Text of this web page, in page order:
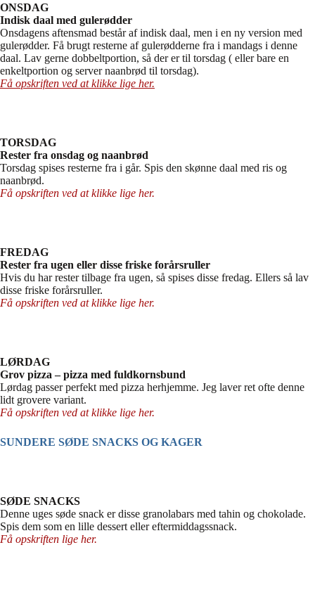
ONSDAG
Indisk daal med gulerødder
Onsdagens aftensmad består af indisk daal, men i en ny version med
gulerødder. Få brugt resterne af gulerødderne fra i mandags i denne
daal. Lav gerne dobbeltportion, så der er til torsdag ( eller bare en
enkeltportion og server naanbrød til torsdag).
Få opskriften ved at klikke lige her.
TORSDAG
Rester fra onsdag og naanbrød
Torsdag spises resterne fra i går. Spis den skønne daal med ris og
naanbrød.
Få opskriften ved at klikke lige her.
FREDAG
Rester fra ugen eller disse friske forårsruller
Hvis du har rester tilbage fra ugen, så spises disse fredag. Ellers så lav
disse friske forårsruller.
Få opskriften ved at klikke lige her.
LØRDAG
Grov pizza – pizza med fuldkornsbund
Lørdag passer perfekt med pizza herhjemme. Jeg laver ret ofte denne
lidt grovere variant.
Få opskriften ved at klikke lige her.
SUNDERE SØDE SNACKS OG KAGER
SØDE SNACKS
Denne uges søde snack er disse granolabars med tahin og chokolade.
Spis dem som en lille dessert eller eftermiddagssnack.
Få opskriften lige her.